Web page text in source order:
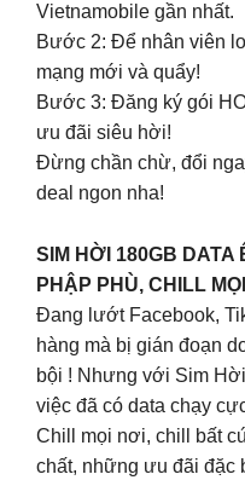
Vietnamobile gần nhất.
Bước 2: Để nhân viên
mạng mới và quẩy!
Bước 3: Đăng ký gói
ưu đãi siêu hời!
Đừng chần chừ, đổi
deal ngon nha!
SIM HỜI 180GB DATA
PHẬP PHÙ, CHILL
Đang lướt Facebook,
hàng mà bị gián đoạn
bội ! Nhưng với Sim
việc đã có data chạy
Chill mọi nơi, chill bất
chất, những ưu đãi đặc